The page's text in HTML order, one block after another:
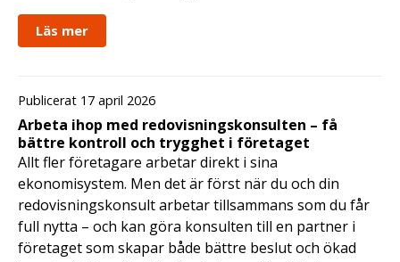
Läs mer
Publicerat 17 april 2026
Arbeta ihop med redovisningskonsulten – få
bättre kontroll och trygghet i företaget
Allt fler företagare arbetar direkt i sina
ekonomisystem. Men det är först när du och din
redovisningskonsult arbetar tillsammans som du får
full nytta – och kan göra konsulten till en partner i
företaget som skapar både bättre beslut och ökad